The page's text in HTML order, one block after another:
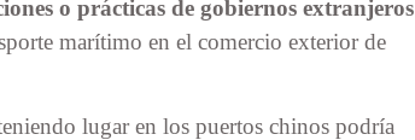
o prácticas de gobiernos extranjeros
marítimo en el comercio exterior de
lugar en los puertos chinos podría